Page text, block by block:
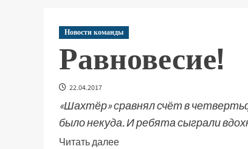
Новости команды
Равновесие!
22.04.2017
«Шахтёр» сравнял счёт в
было некуда. И ребята сыграли
Читать далее